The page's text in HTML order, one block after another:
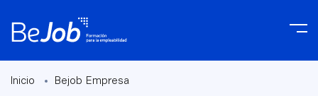
Inicio Bejob Empresa